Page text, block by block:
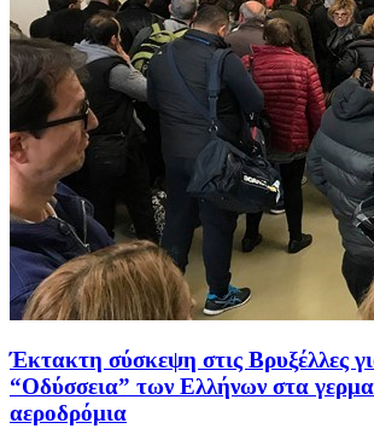
Έκτακτη σύσκεψη στις Βρυξέλλες
“Οδύσσεια” των Ελλήνων στα
αεροδρόμια